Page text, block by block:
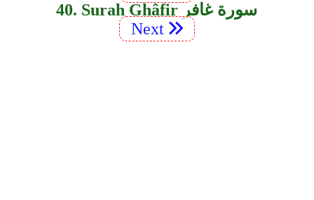
40. Surah Ghâfir سورة غافر
Next